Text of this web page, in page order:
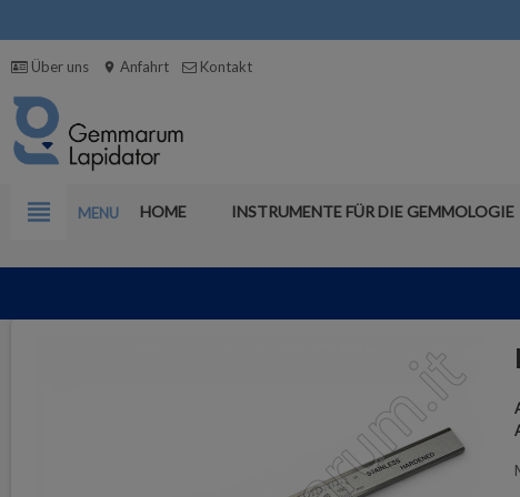
Über uns location_on Anfahrt Kontakt
view_headline MENU HOME INSTRUMENTE FÜR DIE GEMMOLOGIE